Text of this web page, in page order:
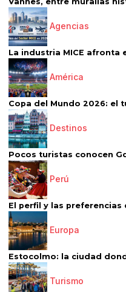
Agencias
La industria MICE afronta
América
Copa del Mundo 2026: el
Destinos
Pocos turistas conocen
Perú
El perfil y las preferencias
Europa
Estocolmo: la ciudad
Turismo